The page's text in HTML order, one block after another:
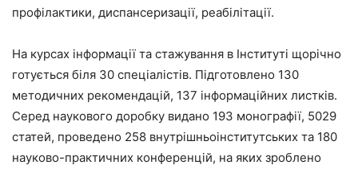
профілактики, диспансеризації, реабілітації.
На курсах інформації та стажування в Інституті щорічно
готується біля 30 спеціалістів. Підготовлено 130
методичних рекомендацій, 137 інформаційних листків.
Серед наукового доробку видано 193 монографії, 5029
статей, проведено 258 внутрішньоінститутських та 180
науково-практичних конференцій, на яких зроблено